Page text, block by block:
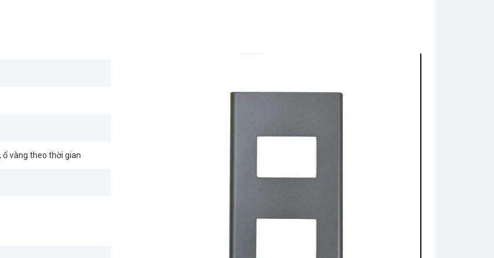
ố vàng theo thời gian